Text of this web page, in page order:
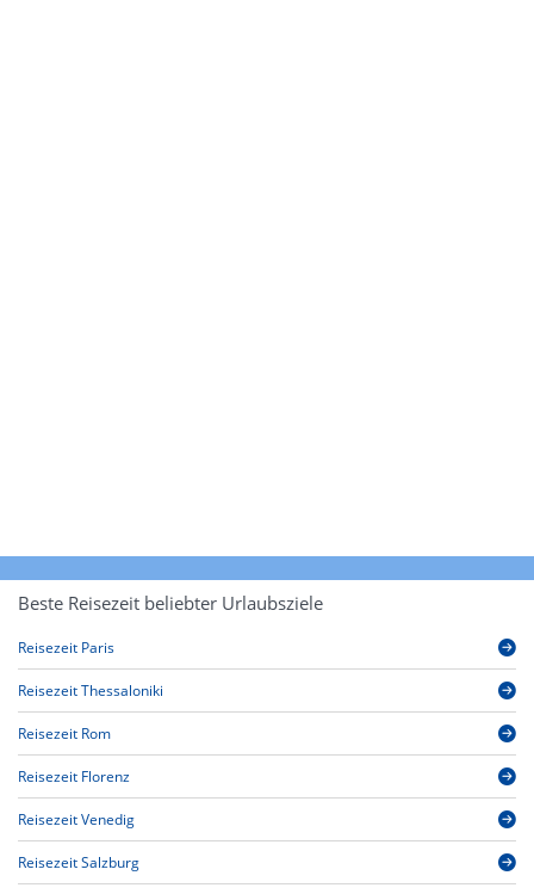
Beste Reisezeit beliebter Urlaubsziele
Reisezeit Paris
Reisezeit Thessaloniki
Reisezeit Rom
Reisezeit Florenz
Reisezeit Venedig
Reisezeit Salzburg